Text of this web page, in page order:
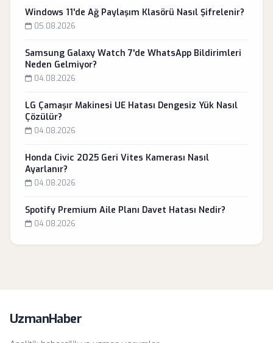
Windows 11'de Ağ Paylaşım Klasörü Nasıl Şifrelenir?
05.08.2026
Samsung Galaxy Watch 7'de WhatsApp Bildirimleri
Neden Gelmiyor?
04.08.2026
LG Çamaşır Makinesi UE Hatası Dengesiz Yük Nasıl
Çözülür?
04.08.2026
Honda Civic 2025 Geri Vites Kamerası Nasıl
Ayarlanır?
04.08.2026
Spotify Premium Aile Planı Davet Hatası Nedir?
04.08.2026
UzmanHaber